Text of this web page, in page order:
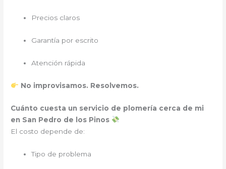
Precios claros
Garantía por escrito
Atención rápida
No improvisamos. Resolvemos.
Cuánto cuesta un servicio de plomería cerca de mi
en San Pedro de los Pinos
El costo depende de:
Tipo de problema